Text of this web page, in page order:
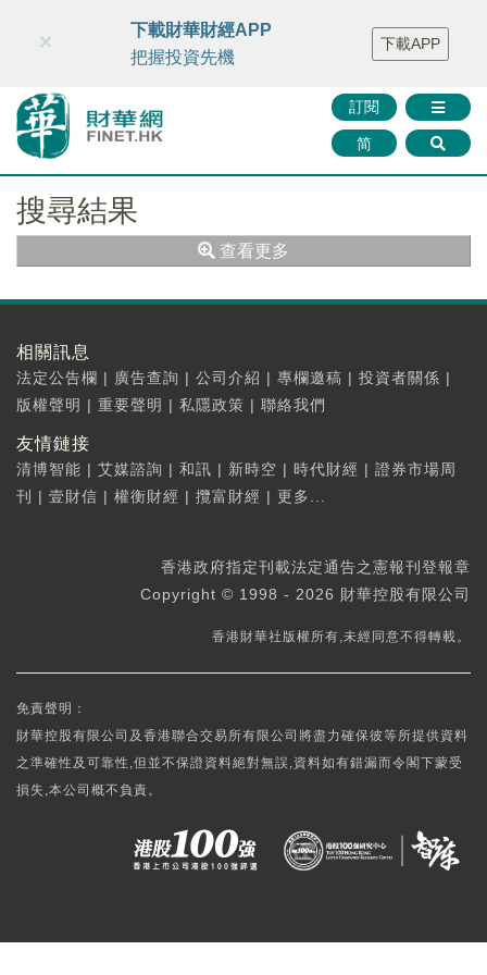
財華智庫網 FINTV FINMETA 財華證券 媒體矩陣
智庫沙龍
聯絡我們
訂閱
简
×
下載財華財經APP
把握投資先機
下載APP
搜尋結果
查看更多
相關訊息
法定公告欄 | 廣告查詢 | 公司介紹 | 專欄邀稿 | 投資者關係 |
版權聲明 | 重要聲明 | 私隱政策 | 聯絡我們
友情鏈接
清博智能 | 艾媒諮詢 | 和訊 | 新時空 | 時代財經 | 證券市場周
刊
| 壹財信 | 權衡財經 | 攬富財經 | 更多...
香港政府指定刊載法定通告之憲報刊登報章
Copyright © 1998 - 2026 財華控股有限公司
香港財華社版權所有,未經同意不得轉載。
免責聲明：
財華控股有限公司及香港聯合交易所有限公司將盡力確保彼等所提供資料
之準確性及可靠性,但並不保證資料絕對無誤,資料如有錯漏而令閣下蒙受
損失,本公司概不負責。